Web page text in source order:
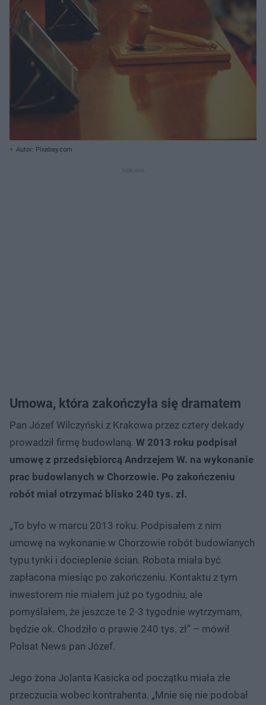
Autor: Pixabay.com
Umowa, która zakończyła się dramatem
Pan Józef Wilczyński z Krakowa przez cztery dekady
prowadził firmę budowlaną. W 2013 roku podpisał
umowę z przedsiębiorcą Andrzejem W. na wykonanie
prac budowlanych w Chorzowie. Po zakończeniu
robót miał otrzymać blisko 240 tys. zł.
„To było w marcu 2013 roku. Podpisałem z nim
umowę na wykonanie w Chorzowie robót budowlanych
typu tynki i docieplenie ścian. Robota miała być
zapłacona miesiąc po zakończeniu. Kontaktu z tym
inwestorem nie miałem już po tygodniu, ale
pomyślałem, że jeszcze te 2-3 tygodnie wytrzymam,
będzie ok. Chodziło o prawie 240 tys. zł” – mówił
Polsat News pan Józef.
Jego żona Jolanta Kasicka od początku miała złe
przeczucia wobec kontrahenta. „Mnie się nie podobał